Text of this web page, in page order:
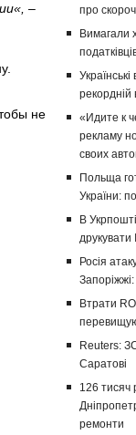
«, –
не
про
Вимагали
рекордній
«Идите к
рекламу
своих
Польща
України:
В
друкувати
Росія
Втрати
Reuters:
Саратові
126 тисяч
ремонти